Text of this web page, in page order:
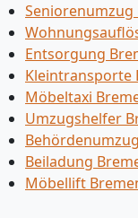
Seniorenumzug
Entsorgung
Kleintransporte
Möbeltaxi
Umzugshelfer
Beiladung
Möbellift